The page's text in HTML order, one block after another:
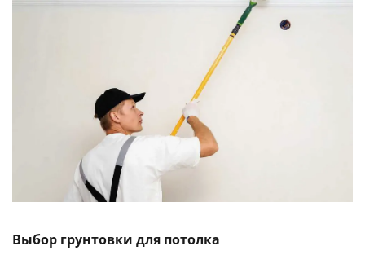
Выбор грунтовки для потолка